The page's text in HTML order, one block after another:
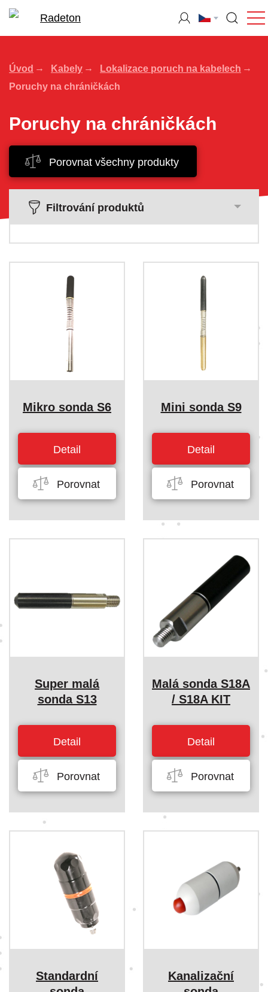
Úvod Kabely
Lokalizace poruch na kabelech
Poruchy na chráničkách
Poruchy na chráničkách
Porovnat všechny produkty
Filtrování produktů
Mikro sonda S6
Detail
Porovnat
Mini sonda S9
Detail
Porovnat
Super malá
sonda S13
Detail
Porovnat
Malá sonda S18A
/ S18A KIT
Detail
Porovnat
Standardní
Kanalizační